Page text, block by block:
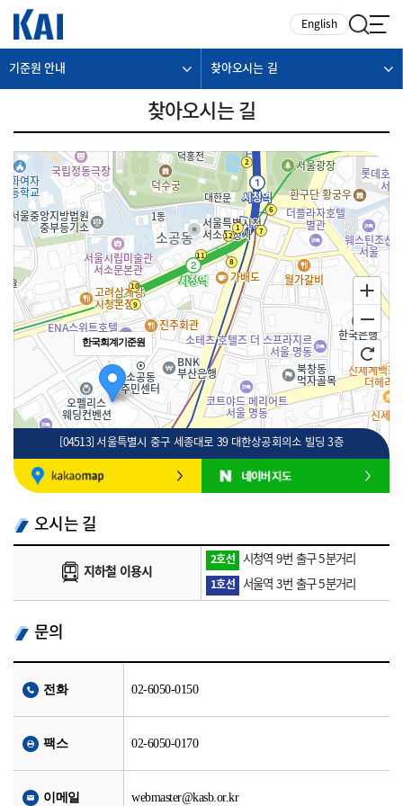
English
기준원 안내 찾아오시는 길
찾아오시는 길
한국회계기준원
100m
[04513] 서울특별시 중구 세종대로 39 대한상공회의소 빌딩 3층
오시는 길
지하철 이용시
2호선 시청역 9번 출구 5분거리
1호선 서울역 3번 출구 5분거리
문의
전화 02-6050-0150
팩스 02-6050-0170
이메일 webmaster@kasb.or.kr